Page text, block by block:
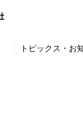
トピックス・お